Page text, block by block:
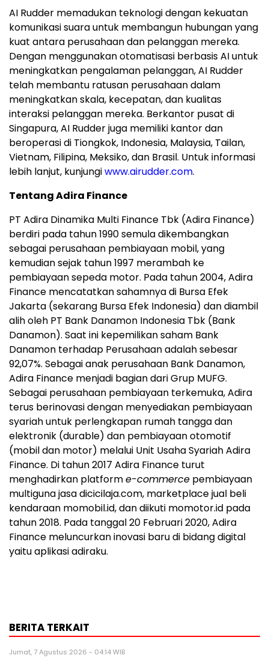
AI Rudder memadukan teknologi dengan kekuatan
komunikasi suara untuk membangun hubungan yang
kuat antara perusahaan dan pelanggan mereka.
Dengan menggunakan otomatisasi berbasis AI untuk
meningkatkan pengalaman pelanggan, AI Rudder
telah membantu ratusan perusahaan dalam
meningkatkan skala, kecepatan, dan kualitas
interaksi pelanggan mereka. Berkantor pusat di
Singapura, AI Rudder juga memiliki kantor dan
beroperasi di Tiongkok, Indonesia, Malaysia, Tailan,
Vietnam, Filipina, Meksiko, dan Brasil. Untuk informasi
lebih lanjut, kunjungiwww.airudder.com.
Tentang Adira Finance
PT Adira Dinamika Multi Finance Tbk (Adira Finance)
berdiri pada tahun 1990 semula dikembangkan
sebagai perusahaan pembiayaan mobil, yang
kemudian sejak tahun 1997 merambah ke
pembiayaan sepeda motor. Pada tahun 2004, Adira
Finance mencatatkan sahamnya di Bursa Efek
Jakarta (sekarang Bursa Efek Indonesia) dan diambil
alih oleh PT Bank Danamon Indonesia Tbk (Bank
Danamon). Saat ini kepemilikan saham Bank
Danamon terhadap Perusahaan adalah sebesar
92,07%. Sebagai anak perusahaan Bank Danamon,
Adira Finance menjadi bagian dari Grup MUFG.
Sebagai perusahaan pembiayaan terkemuka, Adira
terus berinovasi dengan menyediakan pembiayaan
syariah untuk perlengkapan rumah tangga dan
elektronik (durable) dan pembiayaan otomotif
(mobil dan motor) melalui Unit Usaha Syariah Adira
Finance. Di tahun 2017 Adira Finance turut
menghadirkan platforme-commerce pembiayaan
multiguna jasa dicicilaja.com, marketplace jual beli
kendaraan momobil.id, dan diikuti momotor.id pada
tahun 2018. Pada tanggal 20 Februari 2020, Adira
Finance meluncurkan inovasi baru di bidang digital
yaitu aplikasi adiraku.
BERITA TERKAIT
Jumat, 7 Agustus 2026 - 04:14 WIB